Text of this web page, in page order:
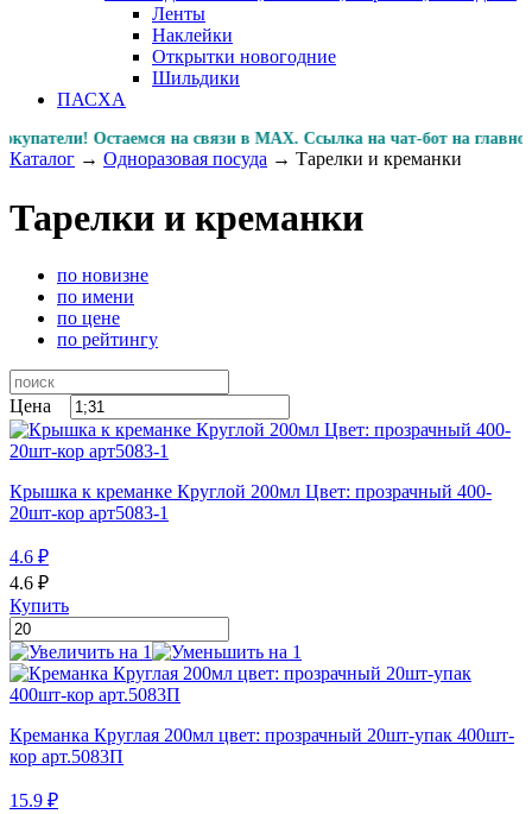
Ленты
Наклейки
Открытки новогодние
Шильдики
ПАСХА
Остаемся на связи в MAX. Ссылка на чат-бот на
Каталог → Одноразовая посуда → Тарелки и креманки
Тарелки и креманки
по новизне
по имени
по цене
по рейтингу
Цена
Крышка к креманке Круглой 200мл Цвет: прозрачный 400-
20шт-кор арт5083-1
4.6 ₽
4.6 ₽
Купить
Креманка Круглая 200мл цвет: прозрачный 20шт-упак 400шт-
кор арт.5083П
15.9 ₽